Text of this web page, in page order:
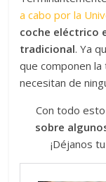
a cabo por la
coche eléctrico
tradicional. Ya
que componen
necesitan de
Con todo
sobre
¡Déjanos